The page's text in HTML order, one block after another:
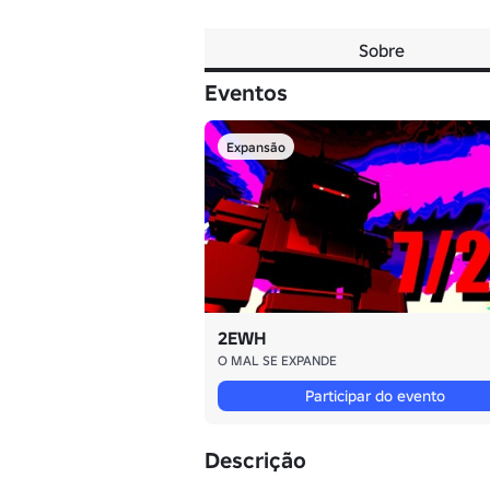
Sobre
Eventos
Expansão
2EWH
O MAL SE EXPANDE
Participar do evento
Descrição